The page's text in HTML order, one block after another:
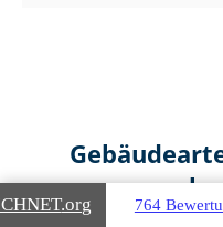
.org 764